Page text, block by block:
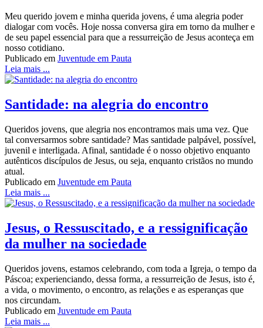
Meu querido jovem e minha querida jovens, é uma alegria poder
dialogar com vocês. Hoje nossa conversa gira em torno da mulher e
de seu papel essencial para que a ressurreição de Jesus aconteça em
nosso cotidiano.
Publicado em Juventude em Pauta
Leia mais ...
Santidade: na alegria do encontro
Queridos jovens, que alegria nos encontramos mais uma vez. Que
tal conversarmos sobre santidade? Mas santidade palpável, possível,
juvenil e interligada. Afinal, santidade é o nosso objetivo enquanto
autênticos discípulos de Jesus, ou seja, enquanto cristãos no mundo
atual.
Publicado em Juventude em Pauta
Leia mais ...
Jesus, o Ressuscitado, e a ressignificação
da mulher na sociedade
Queridos jovens, estamos celebrando, com toda a Igreja, o tempo da
Páscoa; experienciando, dessa forma, a ressurreição de Jesus, isto é,
a vida, o movimento, o encontro, as relações e as esperanças que
nos circundam.
Publicado em Juventude em Pauta
Leia mais ...